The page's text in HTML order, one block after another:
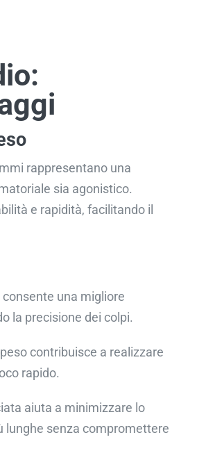
rappresentano una
sia agonistico.
e rapidità, facilitando il
una migliore
la precisione dei colpi.
contribuisce a realizzare
rapido.
aiuta a minimizzare lo
lunghe senza compromettere